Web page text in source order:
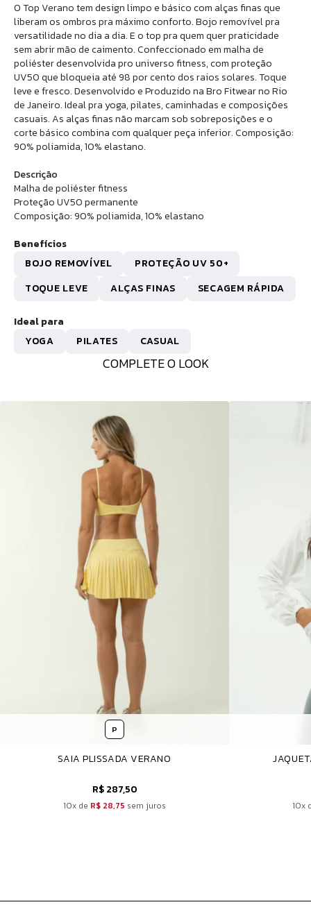
COMPLETE O LOOK
P
SAIA PLISSADA VERANO
R$ 287,50
10x de R$ 28,75 sem juros 10x
O Top Verano tem design limpo e básico com alças finas que
liberam os ombros pra máximo conforto. Bojo removível pra
versatilidade no dia a dia. E o top pra quem quer praticidade
sem abrir mão de caimento. Confeccionado em malha de
poliéster desenvolvida pro universo fitness, com proteção
UV50 que bloqueia até 98 por cento dos raios solares. Toque
leve e fresco. Desenvolvido e Produzido na Bro Fitwear no Rio
de Janeiro. Ideal pra yoga, pilates, caminhadas e composições
casuais. As alças finas não marcam sob sobreposições e o
corte básico combina com qualquer peça inferior. Composição:
90% poliamida, 10% elastano.
Descrição
Malha de poliéster fitness
Proteção UV50 permanente
Composição: 90% poliamida, 10% elastano
Benefícios
BOJO REMOVÍVEL
PROTEÇÃO UV 50+
TOQUE LEVE
ALÇAS FINAS SECAGEM RÁPIDA
Ideal para
YOGA
PILATES CASUAL